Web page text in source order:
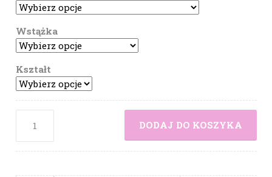
Wstążka
Kształt
DODAJ DO KOSZYKA